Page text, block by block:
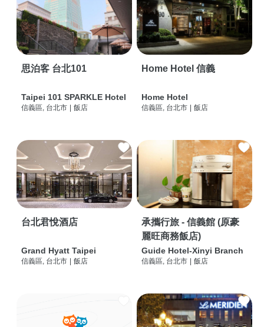
思泊客 台北101
Taipei 101 SPARKLE Hotel
信義區, 台北市 飯店
Home Hotel 信義
Home Hotel
信義區, 台北市 飯店
台北君悅酒店
Grand Hyatt Taipei
信義區, 台北市 飯店
承攜行旅 - 信義館 (原豪
麗旺商務飯店)
Guide Hotel-Xinyi Branch
信義區, 台北市 飯店